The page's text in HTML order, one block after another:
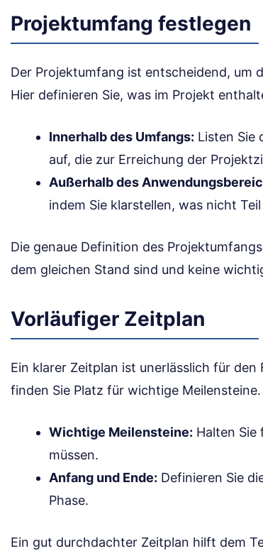
Projektumfang festlegen
Der Projektumfang ist entscheidend, um
Hier definieren Sie, was im Projekt
Innerhalb des Umfangs: Listen Sie
auf, die zur Erreichung der
Außerhalb des
indem Sie klarstellen, was nicht
Die genaue Definition des
dem gleichen Stand sind und keine
Vorläufiger Zeitplan
Ein klarer Zeitplan ist unerlässlich für
finden Sie Platz für wichtige Meilensteine.
Wichtige Meilensteine: Halten Sie
müssen.
Anfang und Ende: Definieren Sie
Phase.
Ein gut durchdachter Zeitplan hilft dem